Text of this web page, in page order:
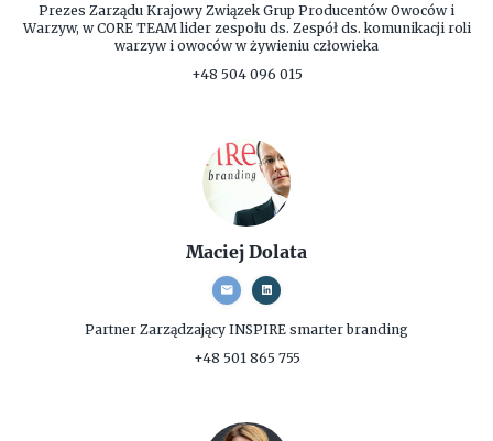
Prezes Zarządu Krajowy Związek Grup Producentów Owoców i
Warzyw, w CORE TEAM lider zespołu ds. Zespół ds. komunikacji roli
warzyw i owoców w żywieniu człowieka
+48 504 096 015
Maciej Dolata
Partner Zarządzający INSPIRE smarter branding
+48 501 865 755